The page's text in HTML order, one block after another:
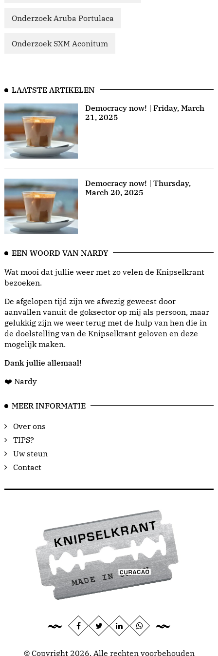
Onderzoek Aruba Portulaca
Onderzoek SXM Aconitum
LAATSTE ARTIKELEN
Democracy now! | Friday, March
21, 2025
Democracy now! | Thursday,
March 20, 2025
EEN WOORD VAN NARDY
Wat mooi dat jullie weer met zo velen de Knipselkrant
bezoeken.
De afgelopen tijd zijn we afwezig geweest door
aanvallen vanuit de goksector op mij als persoon, maar
gelukkig zijn we weer terug met de hulp van hen die in
de doelstelling van de Knipselkrant geloven en deze
mogelijk maken.
Dank jullie allemaal!
❤️ Nardy
MEER INFORMATIE
Over ons
TIPS?
Uw steun
Contact
© Copyright 2026, Alle rechten voorbehouden